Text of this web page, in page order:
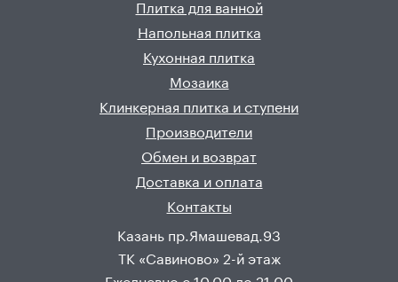
Плитка для ванной
Напольная плитка
Кухонная плитка
Мозаика
Клинкерная плитка и ступени
Производители
Обмен и возврат
Доставка и оплата
Контакты
Казань пр.Ямашевад.93
ТК «Савиново» 2-й этаж